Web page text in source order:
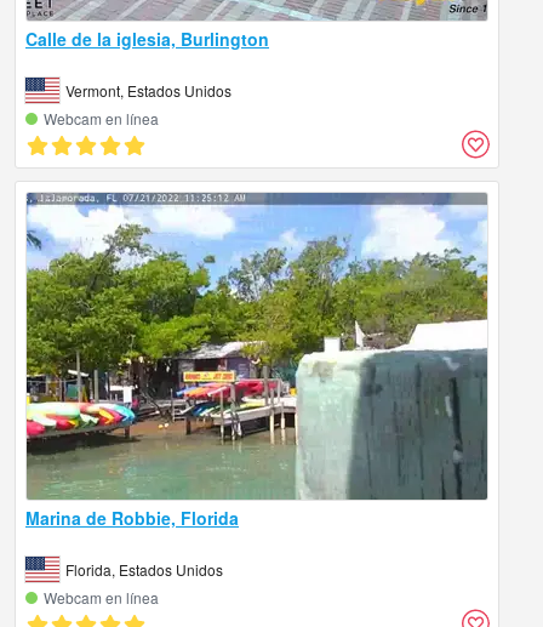
Calle de la iglesia, Burlington
Vermont, Estados Unidos
Webcam en línea
Marina de Robbie, Florida
Florida, Estados Unidos
Webcam en línea